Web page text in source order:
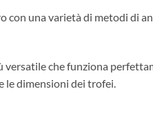
con una varietà di metodi di
versatile che funziona
le dimensioni dei trofei.